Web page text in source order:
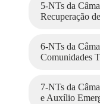
5-NTs da
Recuperação
6-NTs da
Comunidades
7-NTs da
e Auxílio